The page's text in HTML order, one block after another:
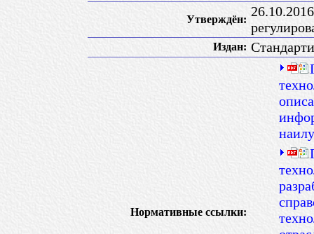
Утверждён:
Издан:
Нормативные ссылки: